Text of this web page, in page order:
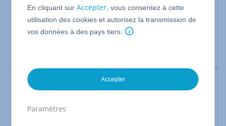
la solution la plus récente.
La clé privée d'un certificat SSL géré par
vous-mêmea été perdue.
peuvent être réémis aussi souvent que vous
En cliquant surAccepter , vous consentez à cette
utilisation des cookies et autorisez la transmission de
vos données à des pays tiers.
Accepter
Paramètres